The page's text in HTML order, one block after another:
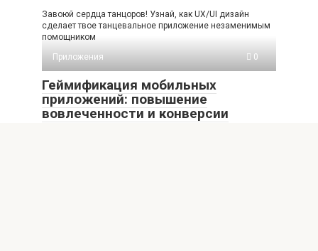
Завоюй сердца танцоров! Узнай, как UX/UI дизайн
сделает твое танцевальное приложение незаменимым
помощником
Приложения
0
Геймификация мобильных
приложений: повышение
вовлеченности и конверсии